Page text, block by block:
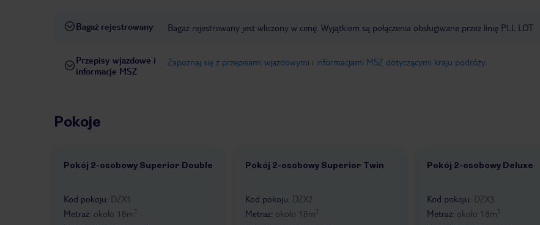
Bagaż rejestrowany Bagaż rejestrowany jest wliczony w cenę. Wyjątkiem są połączenia obsługiwane przez linię PLL LOT
Przepisy wjazdowe i
informacje MSZ
Zapoznaj się z przepisami wjazdowymi i informacjami MSZ dotyczącymi kraju podróży.
Pokoje
Pokój 2-osobowy Superior Double
1 / 2
Kod pokoju: DZX1
Metraż: około 18m2
Pokój 2-osobowy Superior Twin
1 / 1
Kod pokoju: DZX2
Metraż: około 18m2
Pokój 2-osobowy Deluxe
1 / 1
Kod pokoju: DZX3
Metraż: około 18m2